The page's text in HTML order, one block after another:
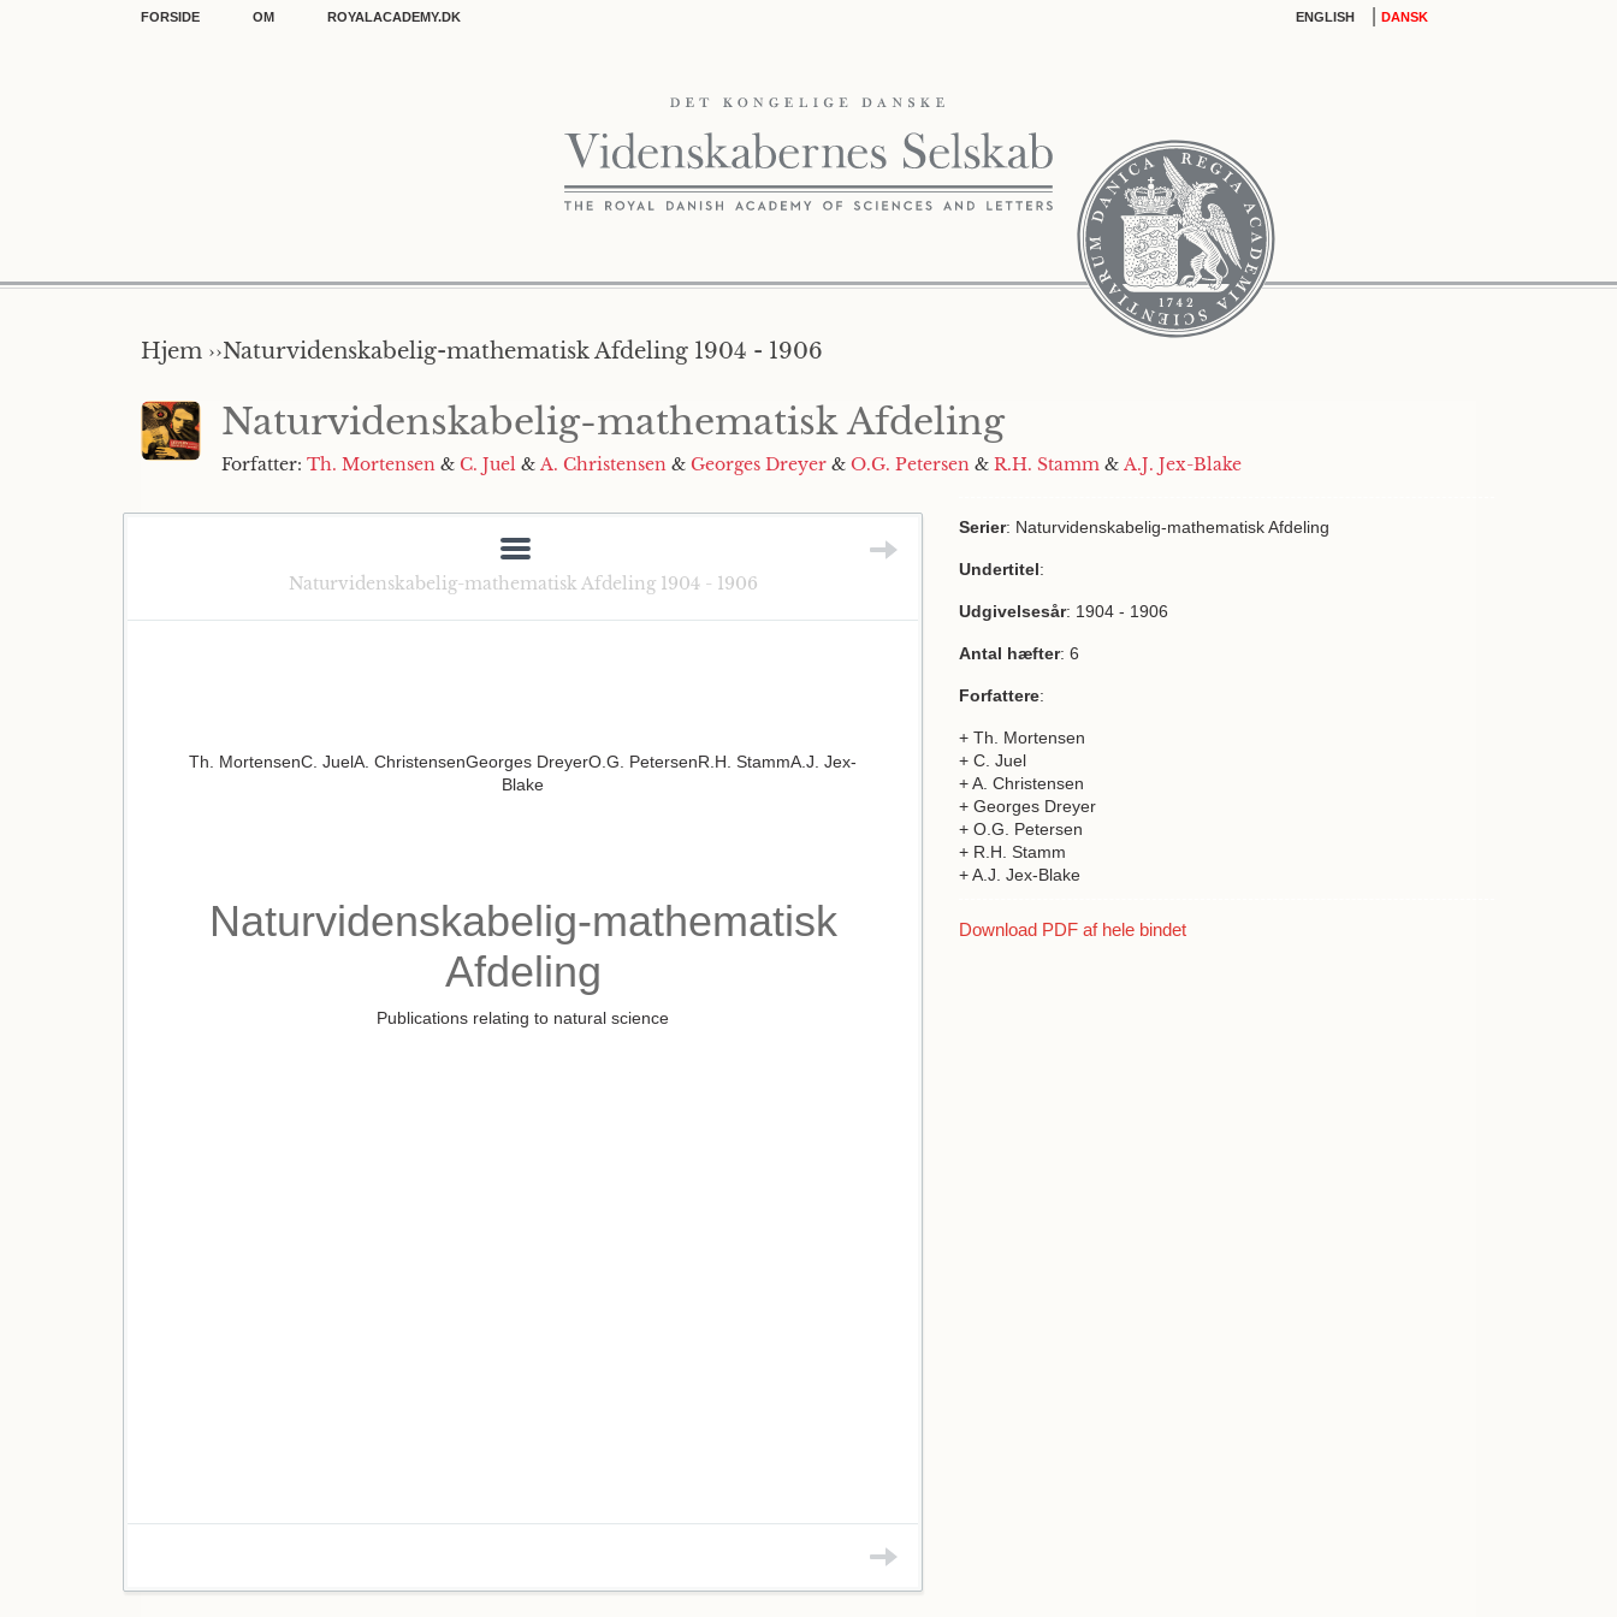
FORSIDE OM ROYALACADEMY.DK ENGLISH DANSK
Hjem ››Naturvidenskabelig-mathematisk Afdeling 1904 - 1906
Naturvidenskabelig-mathematisk Afdeling
Forfatter: Th. Mortensen & C. Juel & A. Christensen & Georges Dreyer & O.G. Petersen & R.H. Stamm & A.J. Jex-Blake
Naturvidenskabelig-mathematisk Afdeling 1904 - 1906
Th. MortensenC. JuelA. ChristensenGeorges DreyerO.G. PetersenR.H. StammA.J. Jex-
Blake
Naturvidenskabelig-mathematisk
Afdeling
Publications relating to natural science
Serier: Naturvidenskabelig-mathematisk Afdeling
Undertitel:
Udgivelsesår: 1904 - 1906
Antal hæfter: 6
Forfattere:
+ Th. Mortensen
+ C. Juel
+ A. Christensen
+ Georges Dreyer
+ O.G. Petersen
+ R.H. Stamm
+ A.J. Jex-Blake
Download PDF af hele bindet